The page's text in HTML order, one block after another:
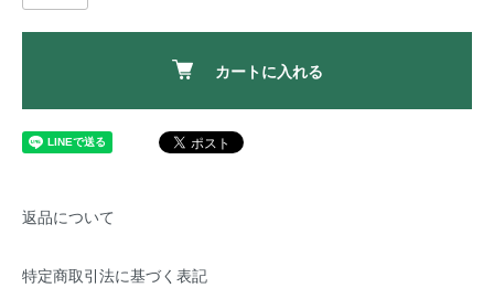
カートに入れる
返品について
特定商取引法に基づく表記